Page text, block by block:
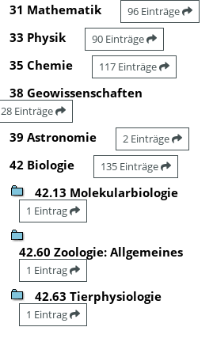
31 Mathematik 96 Einträge
33 Physik 90 Einträge
35 Chemie 117 Einträge
38 Geowissenschaften
28 Einträge
39 Astronomie 2 Einträge
42 Biologie 135 Einträge
42.13 Molekularbiologie
1 Eintrag
42.60 Zoologie: Allgemeines
1 Eintrag
42.63 Tierphysiologie
1 Eintrag